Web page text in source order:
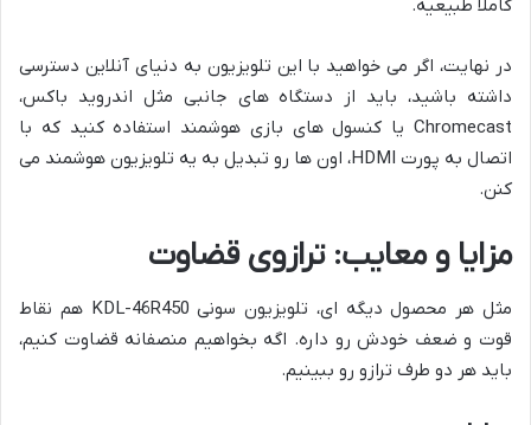
کاملاً طبیعیه.
در نهایت، اگر می خواهید با این تلویزیون به دنیای آنلاین دسترسی
داشته باشید، باید از دستگاه های جانبی مثل اندروید باکس،
Chromecast یا کنسول های بازی هوشمند استفاده کنید که با
اتصال به پورت HDMI، اون ها رو تبدیل به یه تلویزیون هوشمند می
کنن.
مزایا و معایب: ترازوی قضاوت
مثل هر محصول دیگه ای، تلویزیون سونی KDL-46R450 هم نقاط
قوت و ضعف خودش رو داره. اگه بخواهیم منصفانه قضاوت کنیم،
باید هر دو طرف ترازو رو ببینیم.